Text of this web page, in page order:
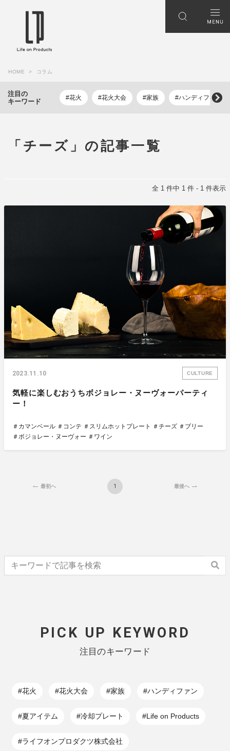
HOME コラム
注目の
キーワード
#花火 #花火大会 #家族 #ハンディファン
「チーズ」の記事一覧
全 1 件中 1 件 - 1 件表示
2023.11.10 CULTURE
気軽に楽しむおうちボジョレー・ヌーヴォーパーティ
ー！
＃カマンベール ＃コンテ ＃スリムホットプレート ＃チーズ ＃ブリー
＃ボジョレー・ヌーヴォー ＃ワイン
最初へ 1 最後へ
PICK UP KEYWORD
注目のキーワード
#花火 #花火大会 #家族 #ハンディファン
#夏アイテム #冷却プレート #Life on Products
#ライフオンプロダクツ株式会社